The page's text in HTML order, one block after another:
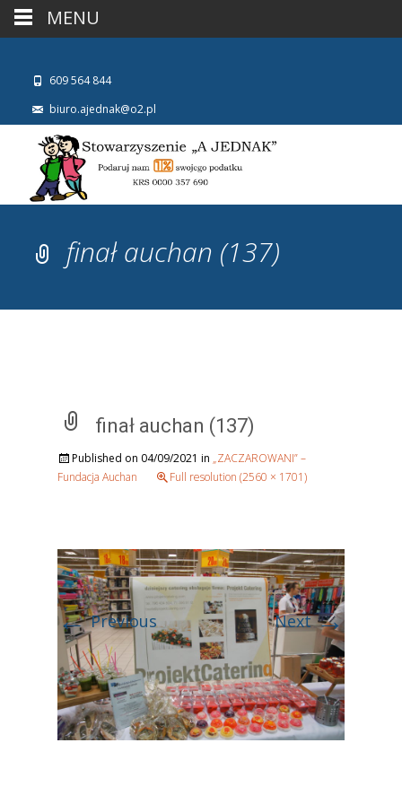
609 564 844
biuro.ajednak@o2.pl
finał auchan (137)
finał auchan (137)
Published on 04/09/2021 in „ZACZAROWANI” –
Fundacja Auchan
Full resolution (2560 × 1701)
←Previous Next→
MENU